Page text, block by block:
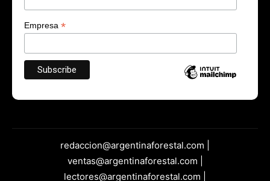
Empresa *
redaccion@argentinaforestal.com |
ventas@argentinaforestal.com |
lectores@argentinaforestal.com |